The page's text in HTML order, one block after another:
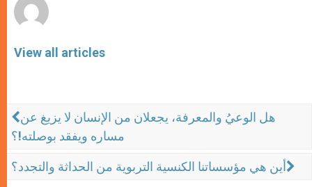
View all articles
هل الوعيُ والمعرفة، يجعلان من الإنسان لا يزيغ عن
مساره ويفقد بوصلته!؟
أين هي مؤسساتنا الكنسية التربوية من الحداثة والتجدد؟